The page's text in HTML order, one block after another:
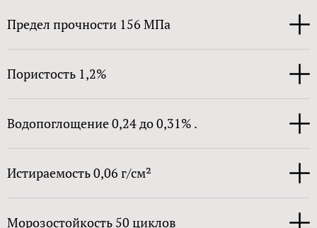
Предел прочности 156 МПа
Пористость 1,2%
Водопоглощение 0,24 до 0,31% .
Истираемость 0,06 г/см²
Морозостойкость 50 циклов